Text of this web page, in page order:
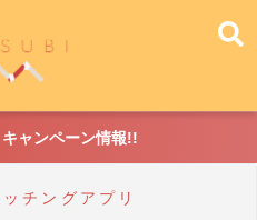
ャンペーン情報!!
ッチングアプリ